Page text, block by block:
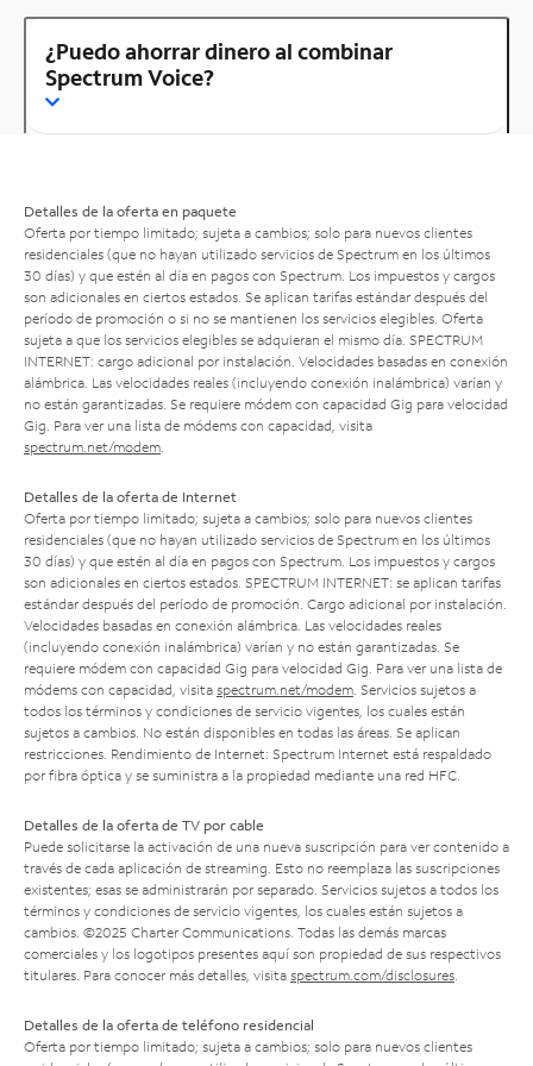
¿Puedo ahorrar dinero al combinar
Spectrum Voice?
Detalles de la oferta en paquete
Oferta por tiempo limitado; sujeta a cambios; solo para nuevos clientes
residenciales (que no hayan utilizado servicios de Spectrum en los últimos
30 días) y que estén al día en pagos con Spectrum. Los impuestos y cargos
son adicionales en ciertos estados. Se aplican tarifas estándar después del
período de promoción o si no se mantienen los servicios elegibles. Oferta
sujeta a que los servicios elegibles se adquieran el mismo día. SPECTRUM
INTERNET: cargo adicional por instalación. Velocidades basadas en conexión
alámbrica. Las velocidades reales (incluyendo conexión inalámbrica) varían y
no están garantizadas. Se requiere módem con capacidad Gig para velocidad
Gig. Para ver una lista de módems con capacidad, visita
spectrum.net/modem
Detalles de la oferta de Internet
Oferta por tiempo limitado; sujeta a cambios; solo para nuevos clientes
residenciales (que no hayan utilizado servicios de Spectrum en los últimos
30 días) y que estén al día en pagos con Spectrum. Los impuestos y cargos
son adicionales en ciertos estados. SPECTRUM INTERNET: se aplican tarifas
estándar después del período de promoción. Cargo adicional por instalación.
Velocidades basadas en conexión alámbrica. Las velocidades reales
(incluyendo conexión inalámbrica) varían y no están garantizadas. Se
requiere módem con capacidad Gig para velocidad Gig. Para ver una lista de
módems con capacidad, visita spectrum.net/modem . Servicios sujetos a
todos los términos y condiciones de servicio vigentes, los cuales están
sujetos a cambios. No están disponibles en todas las áreas. Se aplican
restricciones. Rendimiento de Internet: Spectrum Internet está respaldado
por fibra óptica y se suministra a la propiedad mediante una red HFC.
Detalles de la oferta de TV por cable
Puede solicitarse la activación de una nueva suscripción para ver contenido a
través de cada aplicación de streaming. Esto no reemplaza las suscripciones
existentes; esas se administrarán por separado. Servicios sujetos a todos los
términos y condiciones de servicio vigentes, los cuales están sujetos a
cambios. ©2025 Charter Communications. Todas las demás marcas
comerciales y los logotipos presentes aquí son propiedad de sus respectivos
titulares. Para conocer más detalles, visita spectrum.com/disclosures
Detalles de la oferta de teléfono residencial
Oferta por tiempo limitado; sujeta a cambios; solo para nuevos clientes